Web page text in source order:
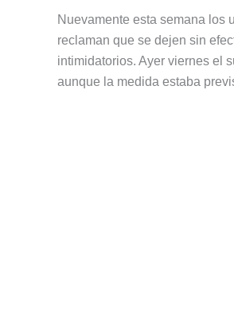
Nuevamente esta semana los
reclaman que se dejen sin
intimidatorios. Ayer viernes el
aunque la medida estaba